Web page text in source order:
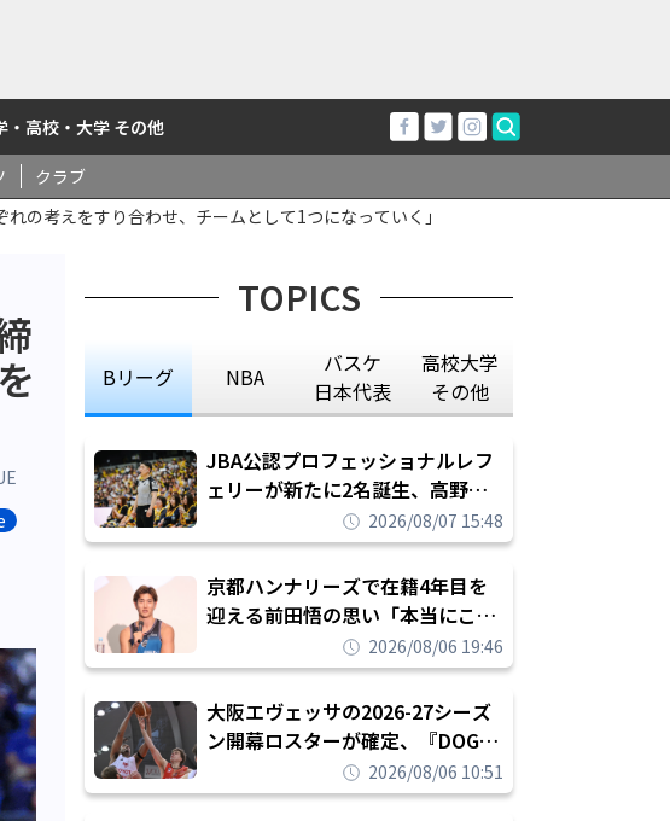
・高校・大学 その他
クラブ
の考えをすり合わせ、チームとして1つになっていく」
TOPICS
Bリーグ NBA
バスケ
日本代表
高校大学
その他
JBA公認プロフェッショナルレフ
ェリーが新たに2名誕生、高野晃
平は16年間続けた会社員生活に別
れを告げてプロ転向を決断
2026/08/07 15:48
京都ハンナリーズで在籍4年目を
迎える前田悟の思い「本当にこの
チームで勝ちたい、負けたまま舐
められたまま終わりたくない」
2026/08/06 19:46
大阪エヴェッサの2026-27シーズ
ン開幕ロスターが確定、『DOG
FIGHT』のチームカルチャーを推
し進めて結果を求めるシーズンへ
2026/08/06 10:51